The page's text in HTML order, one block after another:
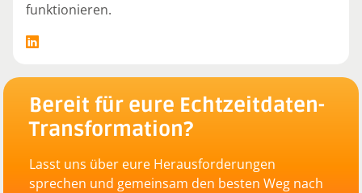
funktionieren.
Bereit für eure Echtzeitdaten-
Transformation?
Lasst uns über eure Herausforderungen
sprechen und gemeinsam den besten Weg nach